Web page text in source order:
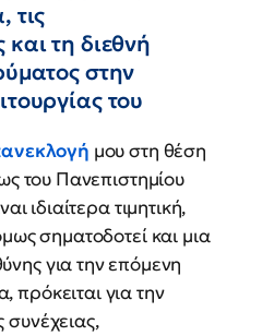
τις
και τη διεθνή
στην
του
μου στη θέση
του Πανεπιστημίου
ιδιαίτερα τιμητική,
σηματοδοτεί και μια
για την επόμενη
πρόκειται για την
συνέχειας,